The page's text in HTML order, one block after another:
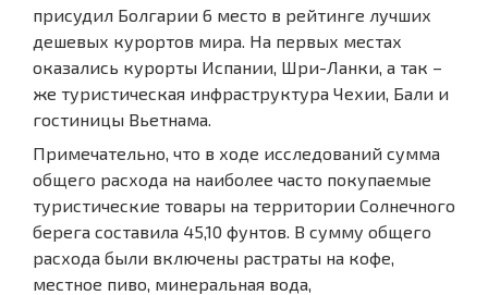
присудил Болгарии 6 место в рейтинге лучших
дешевых курортов мира. На первых местах
оказались курорты Испании, Шри-Ланки, а так –
же туристическая инфраструктура Чехии, Бали и
гостиницы Вьетнама.
Примечательно, что в ходе исследований сумма
общего расхода на наиболее часто покупаемые
туристические товары на территории Солнечного
берега составила 45,10 фунтов. В сумму общего
расхода были включены растраты на кофе,
местное пиво, минеральная вода,